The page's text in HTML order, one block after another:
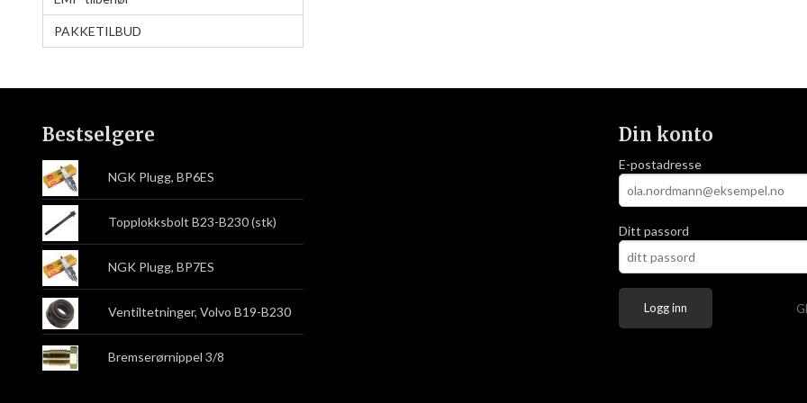
PAKKETILBUD
Bestselgere
NGK Plugg, BP6ES
Topplokksbolt B23-B230 (stk)
NGK Plugg, BP7ES
Ventiltetninger, Volvo B19-B230
Bremserørnippel 3/8
Din konto
E-postadresse
Ditt passord